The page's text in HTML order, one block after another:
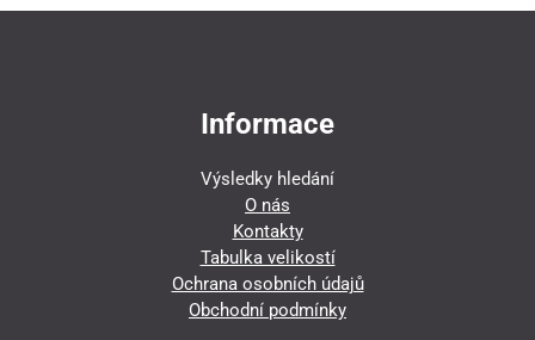
Informace
Výsledky hledání
O nás
Kontakty
Tabulka velikostí
Ochrana osobních údajů
Obchodní podmínky